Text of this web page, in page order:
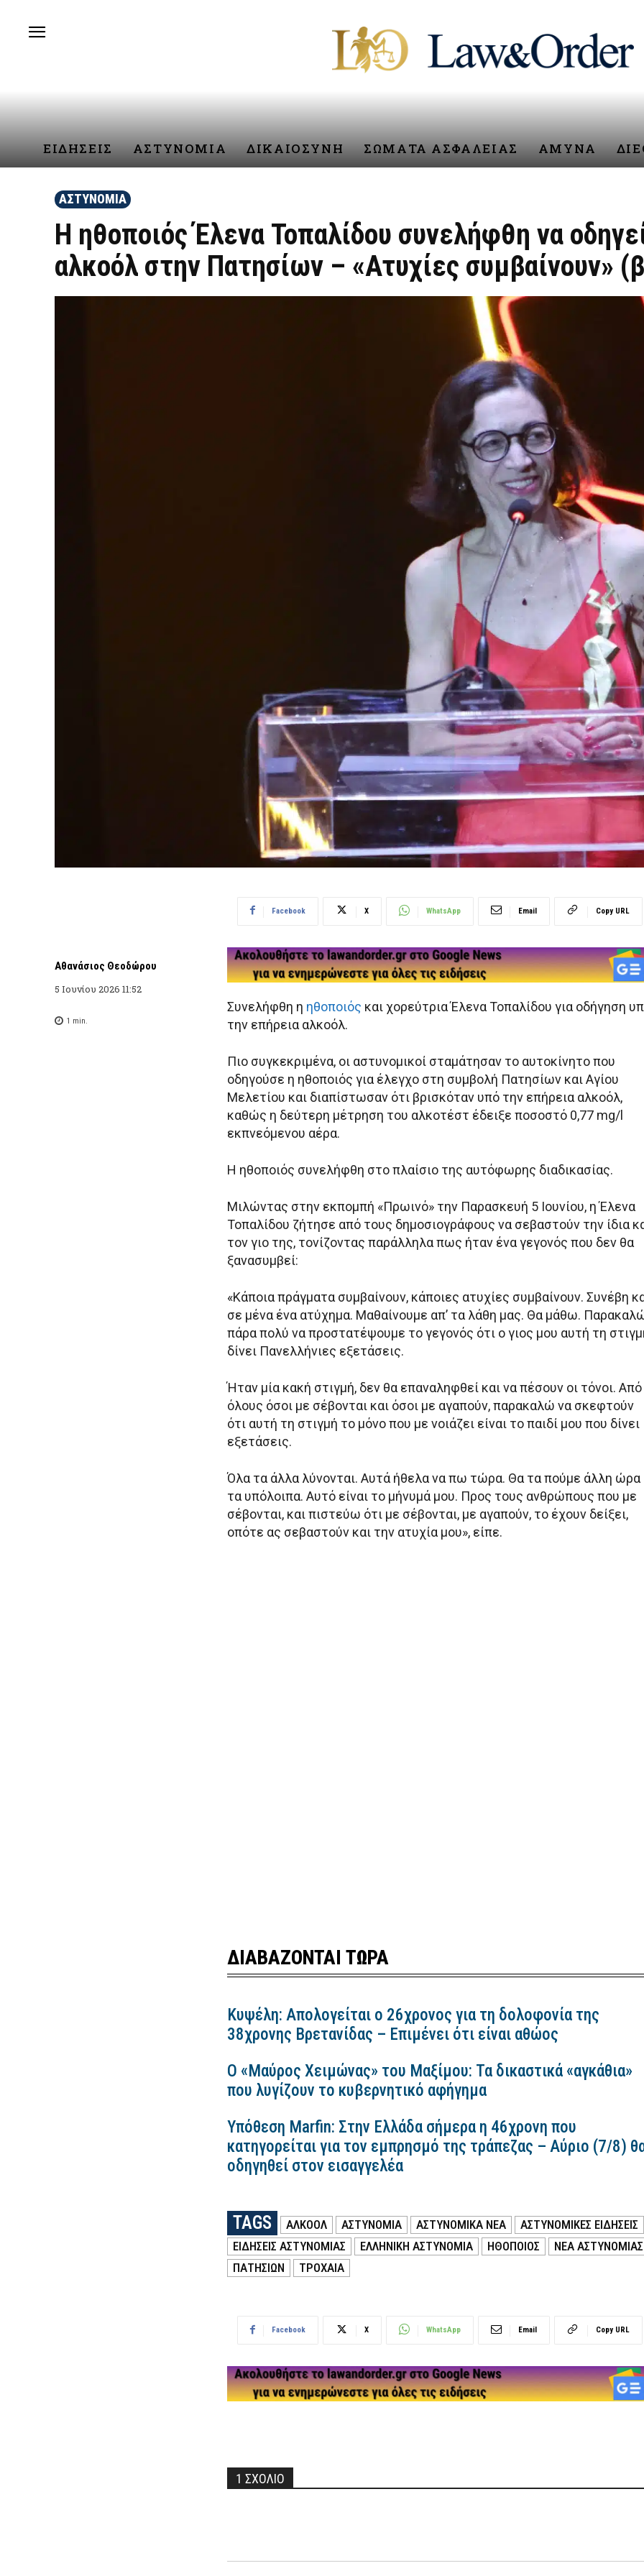
ΕΙΔΗΣΕΙΣ ΑΣΤΥΝΟΜΙΑ ΔΙΚΑΙΟΣΥΝΗ ΣΩΜΑΤΑ ΑΣΦΑΛΕΙΑΣ ΑΜΥΝΑ
ΑΣΤΥΝΟΜΙΑ
Η ηθοποιός Έλενα Τοπαλίδου συνελήφθη να
αλκοόλ στην Πατησίων – «Ατυχίες συμβαίνουν»
Αθανάσιος Θεοδώρου
5 Ιουνίου 2026 11:52
1 min.
Facebook X WhatsApp Email Copy URL
Συνελήφθη η ηθοποιός και χορεύτρια Έλενα Τοπαλίδου για οδήγηση
την επήρεια αλκοόλ.
Πιο συγκεκριμένα, οι αστυνομικοί σταμάτησαν το αυτοκίνητο που
οδηγούσε η ηθοποιός για έλεγχο στη συμβολή Πατησίων και Αγίου
Μελετίου και διαπίστωσαν ότι βρισκόταν υπό την επήρεια αλκοόλ,
καθώς η δεύτερη μέτρηση του αλκοτέστ έδειξε ποσοστό 0,77 mg/l
εκπνεόμενου αέρα.
Η ηθοποιός συνελήφθη στο πλαίσιο της αυτόφωρης διαδικασίας.
Μιλώντας στην εκπομπή «Πρωινό» την Παρασκευή 5 Ιουνίου, η Έλενα
Τοπαλίδου ζήτησε από τους δημοσιογράφους να σεβαστούν την ίδια
τον γιο της, τονίζοντας παράλληλα πως ήταν ένα γεγονός που δεν θα
ξανασυμβεί:
«Κάποια πράγματα συμβαίνουν, κάποιες ατυχίες συμβαίνουν. Συνέβη
σε μένα ένα ατύχημα. Μαθαίνουμε απ’ τα λάθη μας. Θα μάθω.
πάρα πολύ να προστατέψουμε το γεγονός ότι ο γιος μου αυτή τη
δίνει Πανελλήνιες εξετάσεις.
Ήταν μία κακή στιγμή, δεν θα επαναληφθεί και να πέσουν οι τόνοι. Από
όλους όσοι με σέβονται και όσοι με αγαπούν, παρακαλώ να σκεφτούν
ότι αυτή τη στιγμή το μόνο που με νοιάζει είναι το παιδί μου που δίνει
εξετάσεις.
Όλα τα άλλα λύνονται. Αυτά ήθελα να πω τώρα. Θα τα πούμε άλλη ώρα
τα υπόλοιπα. Αυτό είναι το μήνυμά μου. Προς τους ανθρώπους που με
σέβονται, και πιστεύω ότι με σέβονται, με αγαπούν, το έχουν δείξει,
οπότε ας σεβαστούν και την ατυχία μου», είπε.
ΔΙΑΒΑΖΟΝΤΑΙ ΤΩΡΑ
Κυψέλη: Απολογείται ο 26χρονος για τη δολοφονία της
38χρονης Βρετανίδας – Επιμένει ότι είναι αθώος
Ο «Μαύρος Χειμώνας» του Μαξίμου: Τα δικαστικά «αγκάθια»
που λυγίζουν το κυβερνητικό αφήγημα
Υπόθεση Marfin: Στην Ελλάδα σήμερα η 46χρονη που
κατηγορείται για τον εμπρησμό της τράπεζας – Αύριο (7/8)
οδηγηθεί στον εισαγγελέα
TAGS ΑΛΚΟΟΛ ΑΣΤΥΝΟΜΙΑ ΑΣΤΥΝΟΜΙΚΑ ΝΕΑ
ΑΣΤΥΝΟΜΙΚΕΣ ΕΙΔΗΣΕΙΣ
ΕΙΔΗΣΕΙΣ ΑΣΤΥΝΟΜΙΑΣ
ΕΛΛΗΝΙΚΗ ΑΣΤΥΝΟΜΙΑ ΗΘΟΠΟΙΟΣ
ΝΕΑ ΑΣΤΥΝΟΜΙΑΣ
ΠΑΤΗΣΙΩΝ
ΤΡΟΧΑΙΑ
Facebook X WhatsApp Email Copy URL
1 ΣΧΟΛΙΟ